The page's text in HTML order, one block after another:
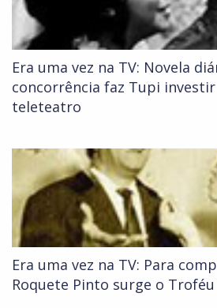
Era uma vez na TV: Novela
concorrência faz Tupi
teleteatro
Era uma vez na TV: Para
Roquete Pinto surge o